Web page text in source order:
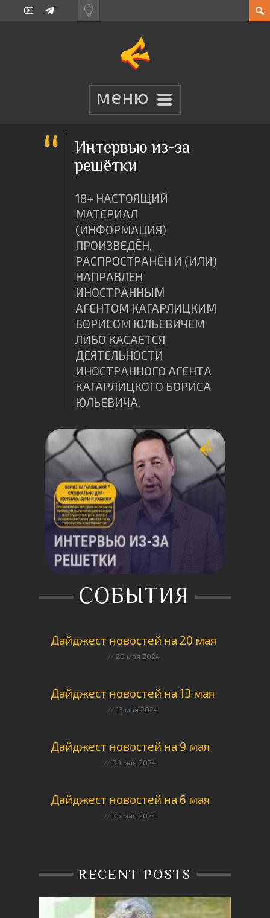
Интервью из-за
решётки
18+ НАСТОЯЩИЙ
МАТЕРИАЛ
(ИНФОРМАЦИЯ)
ПРОИЗВЕДËН,
РАСПРОСТРАНËН И (ИЛИ)
НАПРАВЛЕН
ИНОСТРАННЫМ
АГЕНТОМ КАГАРЛИЦКИМ
БОРИСОМ ЮЛЬЕВИЧЕМ
ЛИБО КАСАЕТСЯ
ДЕЯТЕЛЬНОСТИ
ИНОСТРАННОГО АГЕНТА
КАГАРЛИЦКОГО БОРИСА
ЮЛЬЕВИЧА.
СОБЫТИЯ
Дайджест новостей на 20 мая
20 мая 2024
Дайджест новостей на 13 мая
13 мая 2024
Дайджест новостей на 9 мая
09 мая 2024
Дайджест новостей на 6 мая
06 мая 2024
RECENT POSTS